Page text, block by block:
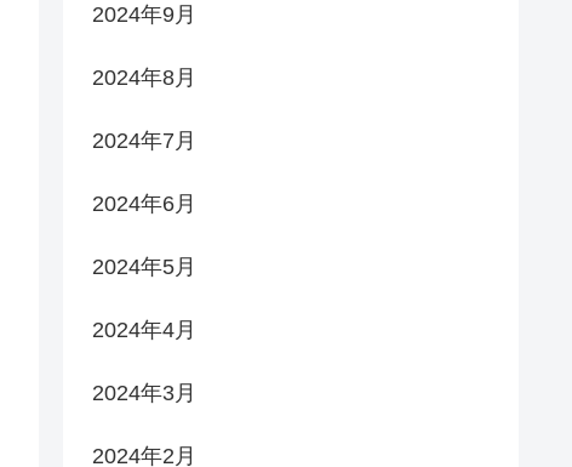
2024年9月
2024年8月
2024年7月
2024年6月
2024年5月
2024年4月
2024年3月
2024年2月